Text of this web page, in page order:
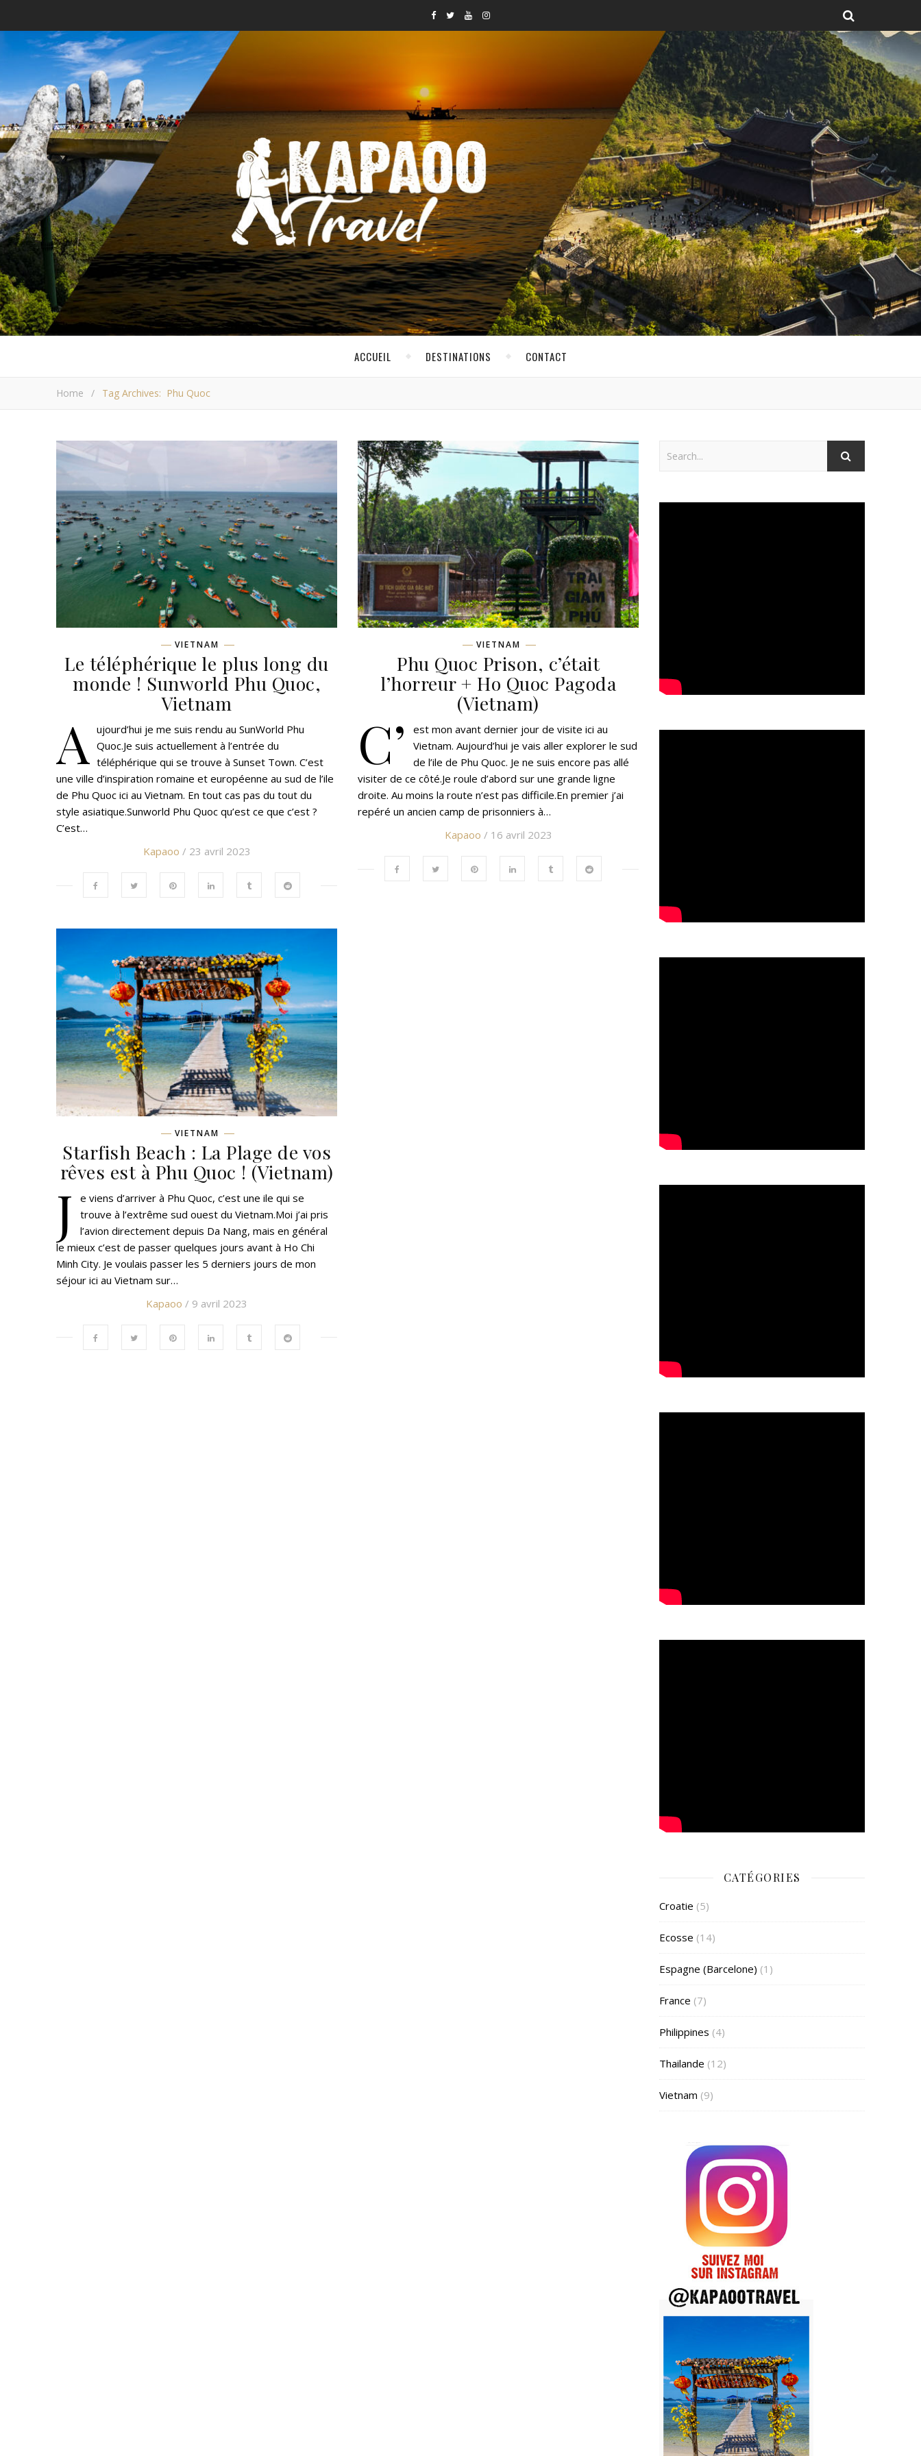
ACCUEIL DESTINATIONS CONTACT
Home / Tag Archives: Phu Quoc
VIETNAM
Le téléphérique le plus long du
monde ! Sunworld Phu Quoc,
Vietnam
A ujourd’hui je me suis rendu au SunWorld Phu
Quoc.Je suis actuellement à l’entrée du
téléphérique qui se trouve à Sunset Town. C’est
une ville d’inspiration romaine et européenne au sud de l’ile
de Phu Quoc ici au Vietnam. En tout cas pas du tout du
style asiatique.Sunworld Phu Quoc qu’est ce que c’est ?
C’est…
Kapaoo / 23 avril 2023
VIETNAM
Phu Quoc Prison, c’était
l’horreur + Ho Quoc Pagoda
(Vietnam)
C’
est mon avant dernier jour de visite ici au
Vietnam. Aujourd’hui je vais aller explorer le sud
de l’ile de Phu Quoc. Je ne suis encore pas allé
visiter de ce côté.Je roule d’abord sur une grande ligne
droite. Au moins la route n’est pas difficile.En premier j’ai
repéré un ancien camp de prisonniers à…
Kapaoo / 16 avril 2023
VIETNAM
Starfish Beach : La Plage de vos
rêves est à Phu Quoc ! (Vietnam)
J
e viens d’arriver à Phu Quoc, c’est une ile qui se
trouve à l’extrême sud ouest du Vietnam.Moi j’ai pris
l’avion directement depuis Da Nang, mais en général
le mieux c’est de passer quelques jours avant à Ho Chi
Minh City. Je voulais passer les 5 derniers jours de mon
séjour ici au Vietnam sur…
Kapaoo / 9 avril 2023
CATÉGORIES
Croatie (5)
Ecosse (14)
Espagne (Barcelone) (1)
France (7)
Philippines (4)
Thailande (12)
Vietnam (9)